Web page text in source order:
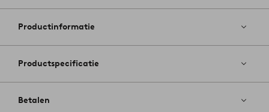
aan
Productinformatie
Productspecificatie
Betalen